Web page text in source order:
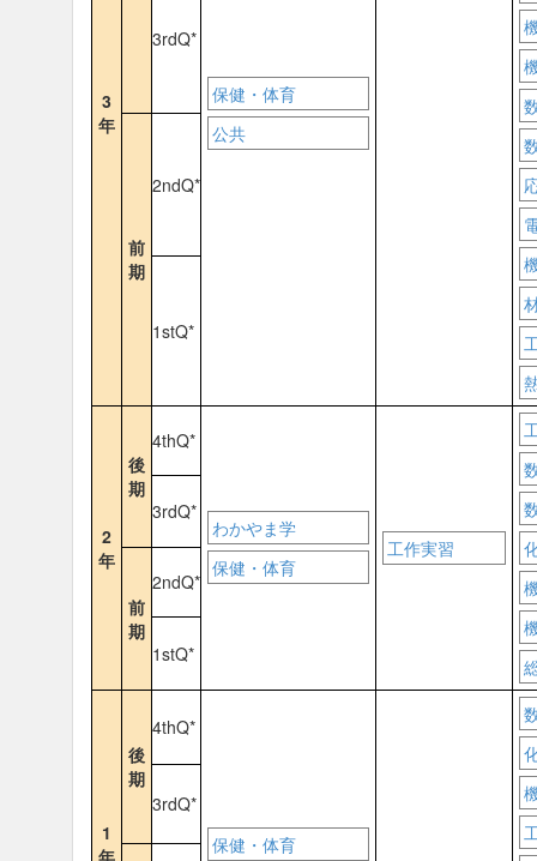
3
年
保健・体育
公共
3rdQ*
前
期
2ndQ*
1stQ*
2
年
後
期
4thQ*
わかやま学
保健・体育
工作実習
3rdQ*
前
期
2ndQ*
1stQ*
1
年
後
期
4thQ*
保健・体育
3rdQ*